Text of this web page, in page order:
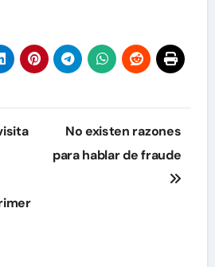
No existen razones
para hablar de fraude